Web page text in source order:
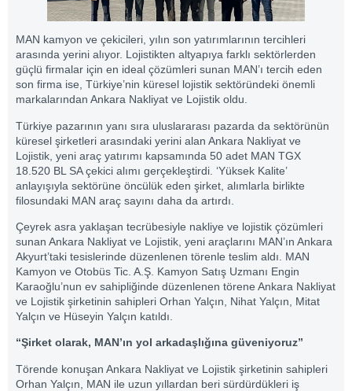
MAN kamyon ve çekicileri, yılın son yatırımlarının tercihleri
arasında yerini alıyor. Lojistikten altyapıya farklı sektörlerden
güçlü firmalar için en ideal çözümleri sunan MAN’ı tercih eden
son firma ise, Türkiye’nin küresel lojistik sektöründeki önemli
markalarından Ankara Nakliyat ve Lojistik oldu.
Türkiye pazarının yanı sıra uluslararası pazarda da sektörünün
küresel şirketleri arasındaki yerini alan Ankara Nakliyat ve
Lojistik, yeni araç yatırımı kapsamında 50 adet MAN TGX
18.520 BL SA çekici alımı gerçekleştirdi. ‘Yüksek Kalite’
anlayışıyla sektörüne öncülük eden şirket, alımlarla birlikte
filosundaki MAN araç sayını daha da artırdı.
Çeyrek asra yaklaşan tecrübesiyle nakliye ve lojistik çözümleri
sunan Ankara Nakliyat ve Lojistik, yeni araçlarını MAN’ın Ankara
Akyurt’taki tesislerinde düzenlenen törenle teslim aldı. MAN
Kamyon ve Otobüs Tic. A.Ş. Kamyon Satış Uzmanı Engin
Karaoğlu’nun ev sahipliğinde düzenlenen törene Ankara Nakliyat
ve Lojistik şirketinin sahipleri Orhan Yalçın, Nihat Yalçın, Mitat
Yalçın ve Hüseyin Yalçın katıldı.
“Şirket olarak, MAN’ın yol arkadaşlığına güveniyoruz”
Törende konuşan Ankara Nakliyat ve Lojistik şirketinin sahipleri
Orhan Yalçın, MAN ile uzun yıllardan beri sürdürdükleri iş